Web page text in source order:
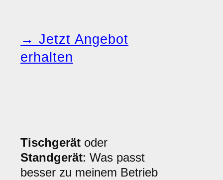
→ Jetzt Angebot
erhalten
Tischgerät oder
Standgerät: Was passt
besser zu meinem Betrieb